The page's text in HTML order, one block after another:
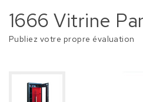
1666 Vitrine
Publiez votre propre évaluation